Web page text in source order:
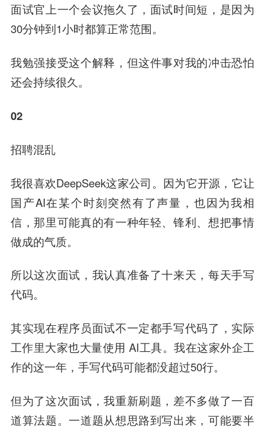
面试官上一个会议拖久了，面试时间短，是因为
30分钟到1小时都算正常范围。
我勉强接受这个解释，但这件事对我的冲击恐怕
还会持续很久。
02
招聘混乱
我很喜欢DeepSeek这家公司。因为它开源，它让
国产AI在某个时刻突然有了声量，也因为我相
信，那里可能真的有一种年轻、锋利、想把事情
做成的气质。
所以这次面试，我认真准备了十来天，每天手写
代码。
其实现在程序员面试不一定都手写代码了，实际
工作里大家也大量使用 AI工具。我在这家外企工
作的这一年，手写代码可能都没超过50行。
但为了这次面试，我重新刷题，差不多做了一百
道算法题。一道题从想思路到写出来，可能要半